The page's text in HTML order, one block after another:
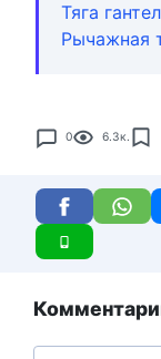
Тяга
Рычажная
0 6.3к.